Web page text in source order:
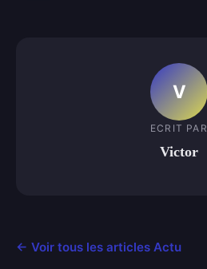
V
ECRIT PAR
Victor
← Voir tous les articles Actu